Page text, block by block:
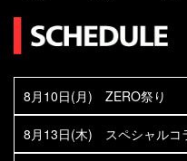
8月10日(月) ZERO祭り
8月13日(木) スペシャルコ